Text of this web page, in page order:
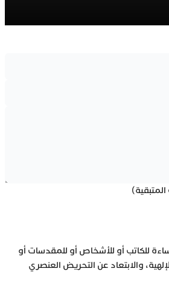
للكاتب أو للأشخاص أو للمقدسات أو
والابتعاد عن التحريض العنصري